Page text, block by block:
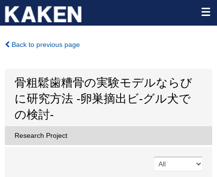
Back to previous page
骨粗鬆歯糟骨の実験モデルならび
に研究方法 -卵巣摘出ビ-グル犬で
の検討-
Research Project